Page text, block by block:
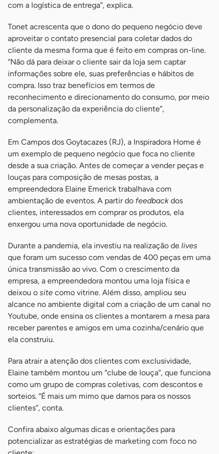
com a logística de entrega”, explica.
Tonet acrescenta que o dono do pequeno negócio deve
aproveitar o contato presencial para coletar dados do
cliente da mesma forma que é feito em compras on-line.
“Não dá para deixar o cliente sair da loja sem captar
informações sobre ele, suas preferências e hábitos de
compra. Isso traz benefícios em termos de
reconhecimento e direcionamento do consumo, por meio
da personalização da experiência do cliente”,
complementa.
Em Campos dos Goytacazes (RJ), a Inspiradora Home é
um exemplo de pequeno negócio que foca no cliente
desde a sua criação. Antes de começar a vender peças e
louças para composição de mesas postas, a
empreendedora Elaine Emerick trabalhava com
ambientação de eventos. A partir do feedback dos
clientes, interessados em comprar os produtos, ela
enxergou uma nova oportunidade de negócio.
Durante a pandemia, ela investiu na realização de lives
que foram um sucesso com vendas de 400 peças em uma
única transmissão ao vivo. Com o crescimento da
empresa, a empreendedora montou uma loja física e
deixou o site como vitrine. Além disso, ampliou seu
alcance no ambiente digital com a criação de um canal no
Youtube, onde ensina os clientes a montarem a mesa para
receber parentes e amigos em uma cozinha/cenário que
ela construiu.
Para atrair a atenção dos clientes com exclusividade,
Elaine também montou um “clube de louça”, que funciona
como um grupo de compras coletivas, com descontos e
sorteios. “É mais um mimo que damos para os nossos
clientes”, conta.
Confira abaixo algumas dicas e orientações para
potencializar as estratégias de marketing com foco no